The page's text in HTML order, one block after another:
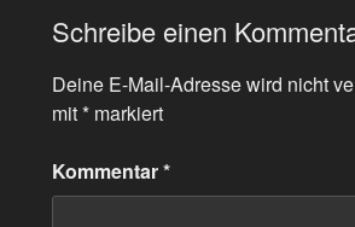
Schreibe einen
Deine E-Mail-Adresse wird nicht
mit* markiert
Kommentar*